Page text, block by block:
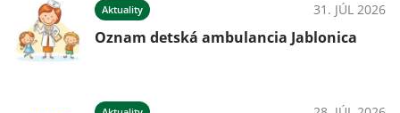
Aktuality 31. JÚL 2026
Oznam detská ambulancia Jablonica